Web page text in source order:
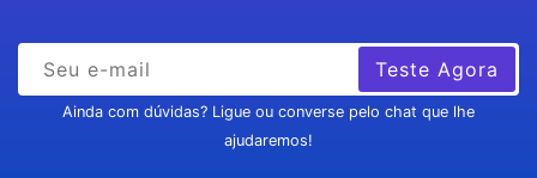
Teste Agora
Ainda com dúvidas? Ligue ou converse pelo chat que lhe
ajudaremos!